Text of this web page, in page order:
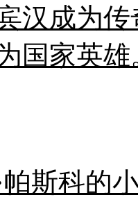
汉成为
国家英雄
斯科的